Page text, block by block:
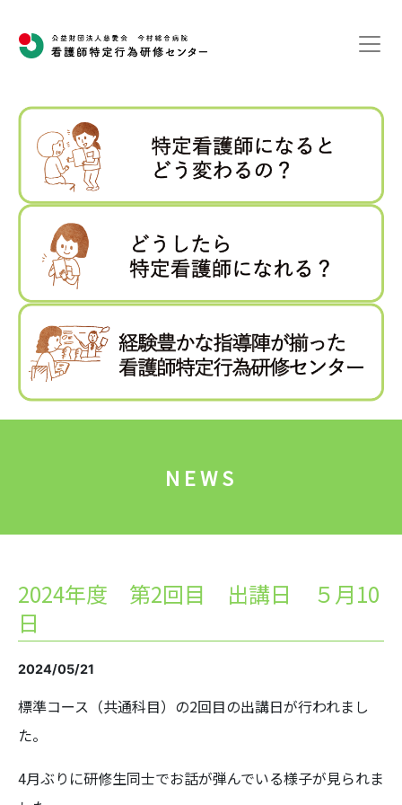
NEWS
2024年度 第2回目 出講日 ５月10
日
2024/05/21
標準コース（共通科目）の2回目の出講日が行われまし
た。
4月ぶりに研修生同士でお話が弾んでいる様子が見られま